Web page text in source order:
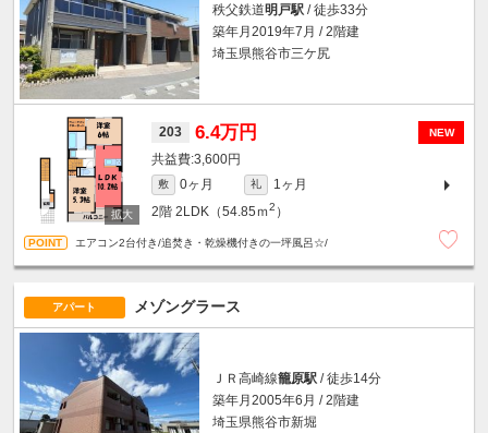
秩父鉄道明戸駅 / 徒歩33分
築年月2019年7月 / 2階建
埼玉県熊谷市三ケ尻
NEW
203 6.4万円
3,600円
敷 0ヶ月 礼
1ヶ月
2階 2LDK（54.85ｍ2 ）
エアコン2台付き/追焚き・乾燥機付きの一坪風呂☆/
アパート メゾングラース
ＪＲ高崎線籠原駅 / 徒歩14分
築年月2005年6月 / 2階建
埼玉県熊谷市新堀